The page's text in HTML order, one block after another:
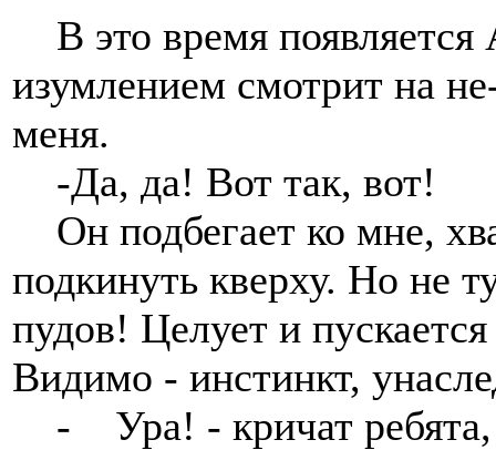
В это время
изумлением смотрит на
меня.
-Да, да! Вот так, вот!
Он подбегает ко мне,
подкинуть кверху. Но не
пудов! Целует и
Видимо - инстинкт,
- Ура! - кричат